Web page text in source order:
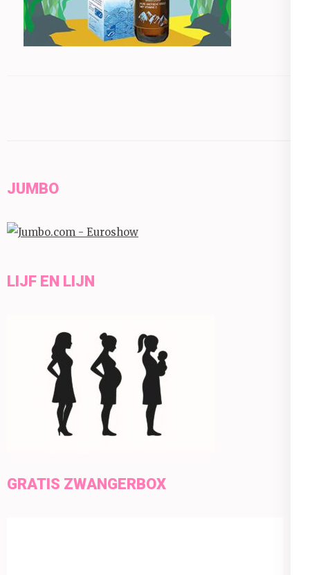
JUMBO
LIJF EN LIJN
GRATIS ZWANGERBOX